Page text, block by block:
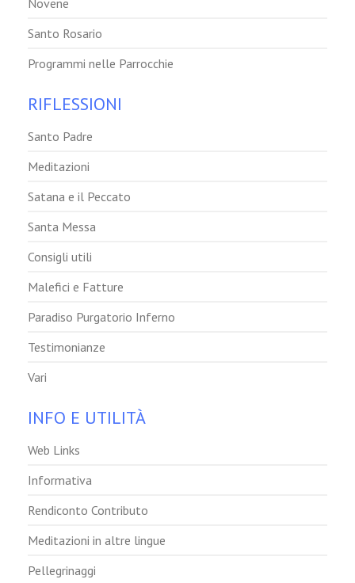
Santo Rosario
Programmi nelle Parrocchie
RIFLESSIONI
Santo Padre
Meditazioni
Satana e il Peccato
Santa Messa
Consigli utili
Malefici e Fatture
Paradiso Purgatorio Inferno
Testimonianze
Vari
INFO E UTILITÀ
Web Links
Informativa
Rendiconto Contributo
Meditazioni in altre lingue
Pellegrinaggi